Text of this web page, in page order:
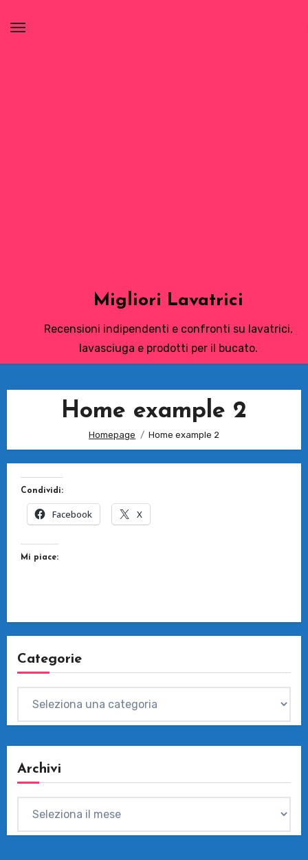
Migliori Lavatrici
Recensioni indipendenti e confronti su lavatrici,
lavasciuga e prodotti per il bucato.
Home example 2
Homepage Home example 2
Condividi:
Facebook X
Mi piace:
Categorie
Archivi